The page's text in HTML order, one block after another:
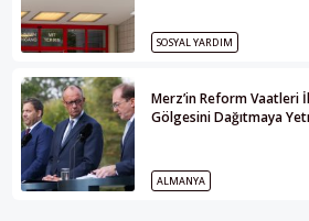
SOSYAL YARDIM
Merz’in Reform Vaatleri
Gölgesini Dağıtmaya
ALMANYA